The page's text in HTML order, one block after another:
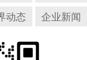
动态 企业新闻